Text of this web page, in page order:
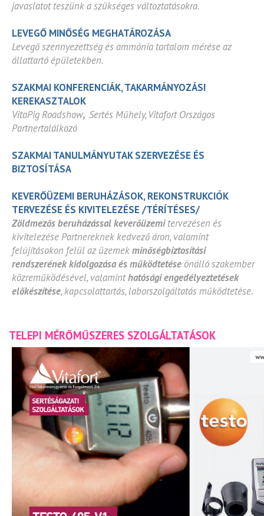
javaslatot teszünk a szükséges változtatásokra.
LEVEGŐ MINŐSÉG MEGHATÁROZÁSA
Levegő szennyezettség és ammónia tartalom mérése az
állattartó épületekben.
SZAKMAI KONFERENCIÁK, TAKARMÁNYOZÁSI
KEREKASZTALOK
VitaPig Roadshow, Sertés Műhely, Vitafort Országos
Partnertalálkozó
SZAKMAI TANULMÁNYUTAK SZERVEZÉSE ÉS
BIZTOSÍTÁSA
KEVERŐÜZEMI BERUHÁZÁSOK, REKONSTRUKCIÓK
TERVEZÉSE ÉS KIVITELEZÉSE /TÉRÍTÉSES/
Zöldmezős beruházással keverőüzemitervezésen és
kivitelezése Partnereknek kedvező áron, valamint
felújításokon felül az üzemekminőségbiztosítási
rendszerének kidolgozása és működtetése önálló szakember
közreműködésével, valaminthatósági engedélyeztetések
előkészítése, kapcsolattartás, laborszolgáltatás működtetése.
TELEPI MÉRŐMŰSZERES SZOLGÁLTATÁSOK